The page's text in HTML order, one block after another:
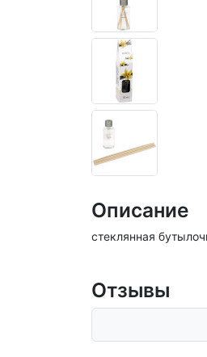
Описание
стеклянная
Отзывы